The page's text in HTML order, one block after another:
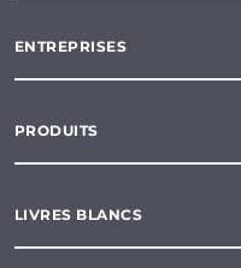
ENTREPRISES
PRODUITS
LIVRES BLANCS